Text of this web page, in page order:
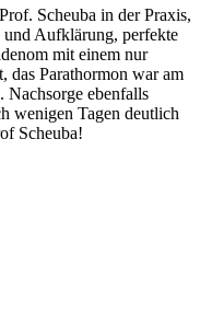
Scheuba in der Praxis,
Aufklärung, perfekte
mit einem nur
das Parathormon war am
Nachsorge ebenfalls
wenigen Tagen deutlich
Scheuba!